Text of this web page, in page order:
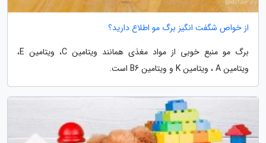
از خواص شگفت انگیز برگ مو اطلاع دارید؟
برگ مو منبع خوبی از مواد مغذی همانند ویتامین C، ویتامین E،
ویتامین A ، ویتامین K و ویتامین B6 است.